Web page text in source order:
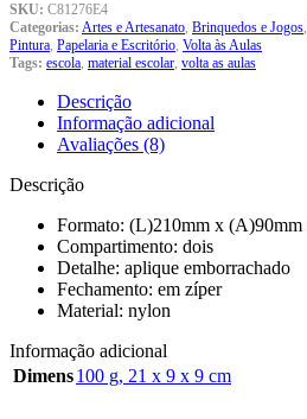
SKU: C81276E4
Categorias: Artes e Artesanato, Brinquedos e Jogos,
Pintura, Papelaria e Escritório, Volta às Aulas
Tags: escola, material escolar, volta as aulas
Descrição
Informação adicional
Avaliações (8)
Descrição
Formato: (L)210mm x (A)90mm
Compartimento: dois
Detalhe: aplique emborrachado
Fechamento: em zíper
Material: nylon
Informação adicional
Dimens100 g, 21 x 9 x 9 cm